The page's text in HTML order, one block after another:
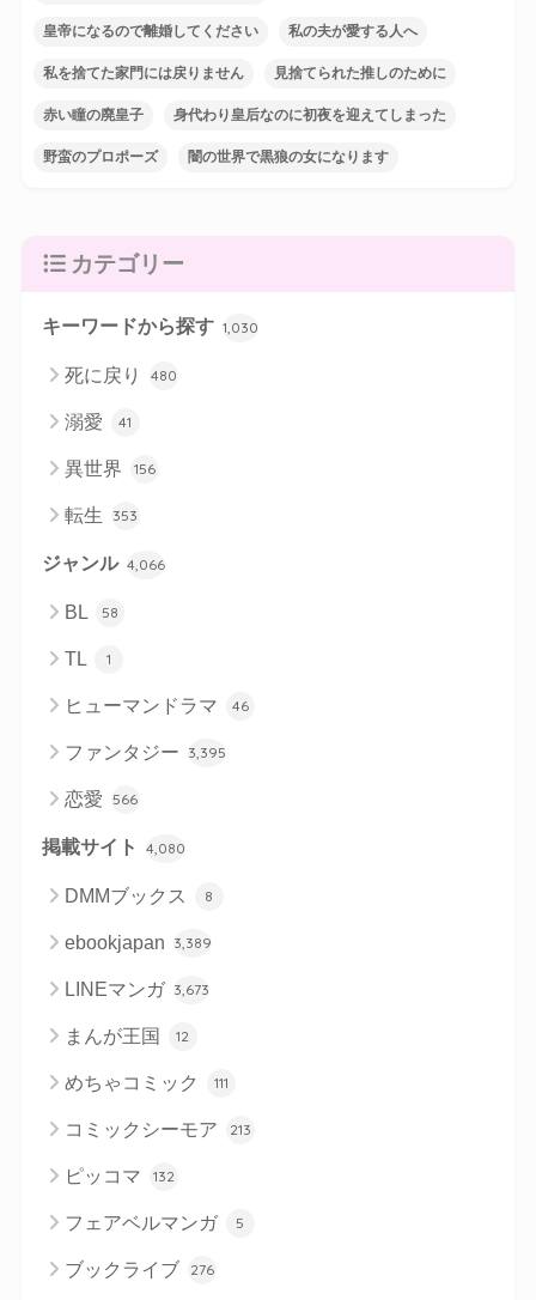
皇帝になるので離婚してください 私の夫が愛する人へ
私を捨てた家門には戻りません 見捨てられた推しのために
赤い瞳の廃皇子 身代わり皇后なのに初夜を迎えてしまった
野蛮のプロポーズ 闇の世界で黒狼の女になります
カテゴリー
キーワードから探す 1,030
死に戻り 480
溺愛 41
異世界 156
転生 353
ジャンル 4,066
BL 58
TL 1
ヒューマンドラマ 46
ファンタジー 3,395
恋愛 566
掲載サイト 4,080
DMMブックス 8
ebookjapan 3,389
LINEマンガ 3,673
まんが王国 12
めちゃコミック 111
コミックシーモア 213
ピッコマ 132
フェアベルマンガ 5
ブックライブ 276